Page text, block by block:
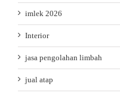
imlek 2026
Interior
jasa pengolahan limbah
jual atap